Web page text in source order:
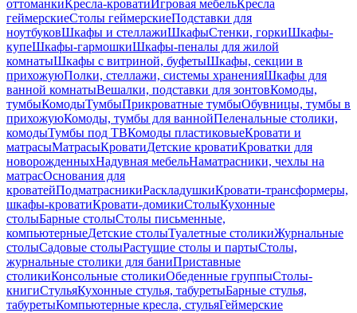
оттоманкиКресла-кроватиИгровая мебельКресла
геймерскиеСтолы геймерскиеПодставки для
ноутбуковШкафы и стеллажиШкафыСтенки, горкиШкафы-
купеШкафы-гармошкиШкафы-пеналы для жилой
комнатыШкафы с витриной, буфетыШкафы, секции в
прихожуюПолки, стеллажи, системы храненияШкафы для
ванной комнатыВешалки, подставки для зонтовКомоды,
тумбыКомодыТумбыПрикроватные тумбыОбувницы, тумбы в
прихожуюКомоды, тумбы для ваннойПеленальные столики,
комодыТумбы под ТВКомоды пластиковыеКровати и
матрасыМатрасыКроватиДетские кроватиКроватки для
новорожденныхНадувная мебельНаматрасники, чехлы на
матрасОснования для
кроватейПодматрасникиРаскладушкиКровати-трансформеры,
шкафы-кроватиКровати-домикиСтолыКухонные
столыБарные столыСтолы письменные,
компьютерныеДетские столыТуалетные столикиЖурнальные
столыСадовые столыРастущие столы и партыСтолы,
журнальные столики для баниПриставные
столикиКонсольные столикиОбеденные группыСтолы-
книгиСтульяКухонные стулья, табуретыБарные стулья,
табуретыКомпьютерные кресла, стульяГеймерские